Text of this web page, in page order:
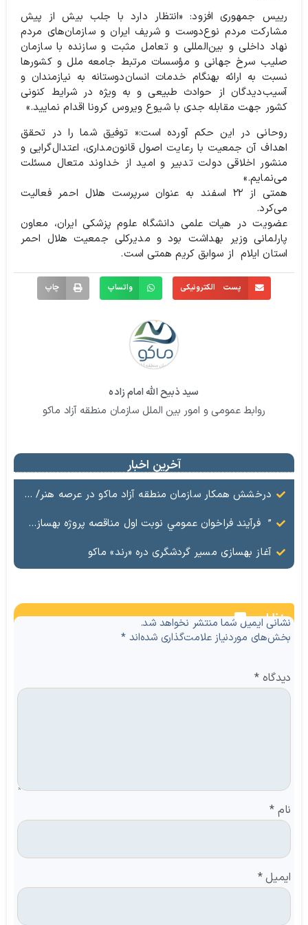
رییس جمهوری افزود: «انتظار دارد با جلب بیش از پیش
مشارکت مردم نوع‌دوست و شریف ایران و سازمان‌های مردم
نهاد داخلی و بین‌المللی و تعامل مثبت و سازنده با سازمان
صلیب سرخ جهانی و مؤسسات مرتبط جامعه ملل و کشورها
نسبت به ارائه بهنگام خدمات انسان‌دوستانه به نیازمندان و
آسیب‌دیدگان از حوادث طبیعی و به ویژه در شرایط کنونی
کشور جهت مقابله جدی با شیوع ویروس کرونا اقدام نمایید.»
روحانی در این حکم آورده است:« توفیق شما را در تحقق
اهداف آن جمعیت با رعایت اصول قانون‌مداری، اعتدال‌گرایی و
منشور اخلاقی دولت تدبیر و امید از خداوند متعال مسئلت
می‌نمایم.»
همتی از ۲۲ اسفند به عنوان سرپرست هلال احمر فعالیت
می‌کرد.
عضویت در هیات علمی دانشگاه علوم پزشکی ایران، معاون
پارلمانی وزیر بهداشت بود و مدیرکلی جمعیت هلال احمر
استان ایلام از سوابق کریم همتی است.
پست الکترونیکی واتساپ چاپ
سید ذبیح الله امام زاده
روابط عمومی و امور بین الملل سازمان منطقه آزاد ماکو
آخرین اخبار
درخشش همکار سازمان منطقه آزاد ماکو در عرصه هنر/ مستند تاریخی «زری خانم» به کارگردانی احد عبادی رونمایی شد
” فرآيند فراخوان عمومي نوبت اول مناقصه پروژه بهسازي و آسفالت راه و پاركينگ مجموعه آب درماني شهرستان شوط منطقه آزاد ماكو “
آغاز بهسازی مسیر گردشگری دره «رند» ماکو
نظرات
نشانی ایمیل شما منتشر نخواهد شد.
بخش‌های موردنیاز علامت‌گذاری شده‌اند*
دیدگاه*
نام *
ایمیل*